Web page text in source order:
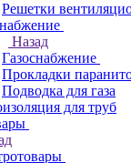
Решетки
Назад
Газоснабжение
Прокладки
Подводка для газа
для труб